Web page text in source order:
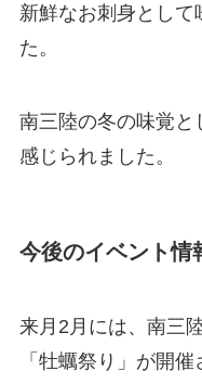
新鮮なお刺身として
た。
南三陸の冬の味覚
感じられました。
今後のイベント情
来月2月には、南三
「牡蠣祭り」が開催